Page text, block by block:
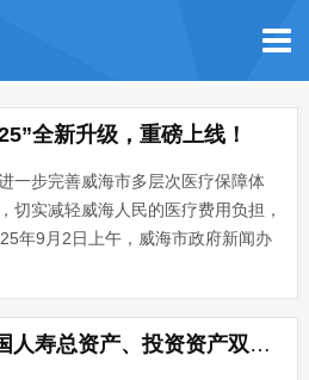
全新升级，重磅上线！
一步完善威海市多层次医疗保障体
切实减轻威海人民的医疗费用负担，
年9月2日上午，威海市政府新闻办
2025”新闻发布会，重点介绍2024
威你保”项目的基本运行情况和2025年
方···...
综合实力迈新高！中国人寿总资产、投资资产双双突破7万亿元